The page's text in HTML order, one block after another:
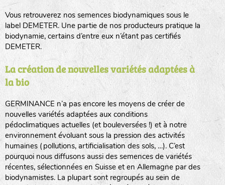
Vous retrouverez nos semences biodynamiques sous le
label DEMETER. Une partie de nos producteurs pratique la
biodynamie, certains d’entre eux n’étant pas certifiés
DEMETER.
La création de nouvelles variétés adaptées à
la bio
GERMINANCE n’a pas encore les moyens de créer de
nouvelles variétés adaptées aux conditions
pédoclimatiques actuelles (et bouleversées !) et à notre
environnement évoluant sous la pression des activités
humaines (pollutions, artificialisation des sols, …). C’est
pourquoi nous diffusons aussi des semences de variétés
récentes, sélectionnées en Suisse et en Allemagne par des
biodynamistes. La plupart sont regroupés au sein de
BINGENHEIMER SAATGUT (BGH)
www.bingenheimersaatgut.de
DE BOLSTER (DBO)
www.bolster.nl
GRAINE DEL PAÏS (GDP)
: Engrais vert
L: Légumes
A: Aromatiques
BEL : Code de la variété
(Ici Belle de nuit)
20 : Année de récolte(ici 2020)
BPA : Initiales du producteur ou du fournisseur de la
semence.
1 : Numéro d’ordre du lot
A : Sans calibre.
G: Gros
M: Moyen calibre
P: Petit calibre
Légumes feuilles